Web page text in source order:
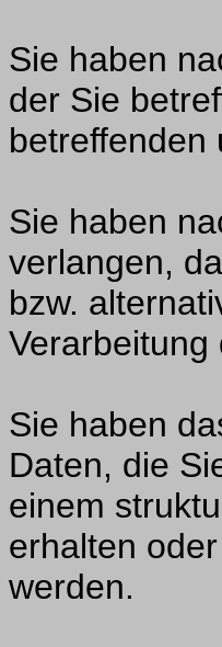
Sie haben
der Sie
betreffenden
Sie haben
verlangen,
bzw.
Sie haben
Daten, die
einem
erhalten
werden.